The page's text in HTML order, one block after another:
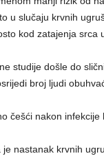
u slučaju krvnih
kod zatajenja srca
studije došle do
broj ljudi
češći nakon infekcije
nastanak krvnih